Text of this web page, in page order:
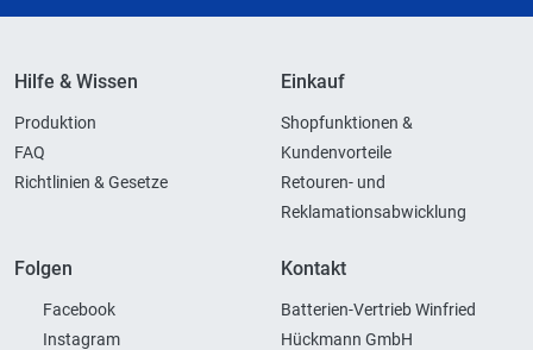
Hilfe & Wissen
Produktion
FAQ
Richtlinien & Gesetze
Einkauf
Shopfunktionen &
Kundenvorteile
Retouren- und
Reklamationsabwicklung
Folgen
Facebook
Instagram
Kontakt
Batterien-Vertrieb Winfried
Hückmann GmbH